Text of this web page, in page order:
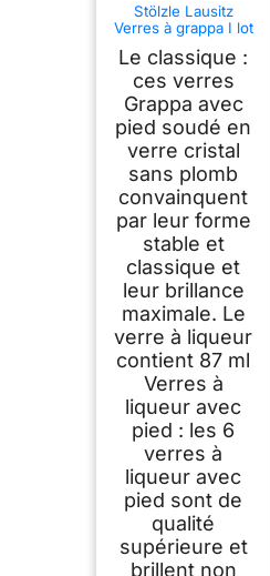
Stölzle Lausitz
Verres à grappa I lot
de 6 I Verres à shot
avec pied I Verres à
liqueur I 87 ml I
lavable au lave-
vaisselle I comme
soufflé à la bouche I
excellente qualité
premium
Le classique :
ces verres
Grappa avec
pied soudé en
verre cristal
sans plomb
convainquent
par leur forme
stable et
classique et
leur brillance
maximale. Le
verre à liqueur
contient 87 ml
Verres à
liqueur avec
pied : les 6
verres à
liqueur avec
pied sont de
qualité
supérieure et
brillent non